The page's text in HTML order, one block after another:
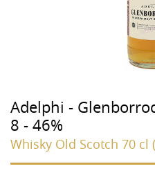
Adelphi -
8 - 46%
Whisky Old Scotch 70 cl